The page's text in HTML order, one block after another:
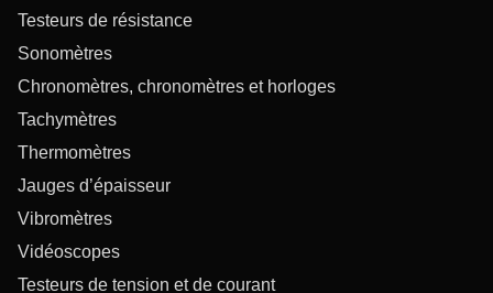
Testeurs de résistance
Sonomètres
Chronomètres, chronomètres et horloges
Tachymètres
Thermomètres
Jauges d’épaisseur
Vibromètres
Vidéoscopes
Testeurs de tension et de courant